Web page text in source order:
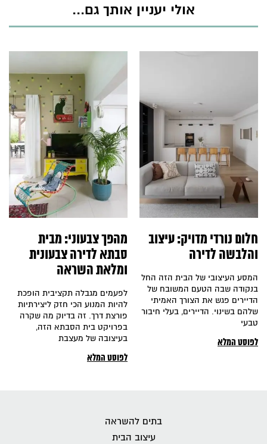
אולי יעניין אותך גם...
מהפך צבעוני: מבית
סבתא לדירה צבעונית
ומלאת השראה
לפעמים מגבלה תקציבית הופכת
להיות המנוע הכי חזק ליצירתיות
פורצת דרך. זה בדיוק מה שקרה
בפרויקט בית הסבתא הזה,
בעיצובה של מעצבת
לפוסט המלא
חלום נורדי מדויק: עיצוב
והלבשה לדירה
המסע העיצובי של הבית הזה החל
בנקודה שבה הטעם המשובח של
הדיירים פגש את הצורך האמיתי
שלהם בשינוי. הדיירים, בעלי חיבור
טבעי
לפוסט המלא
בתים להשראה
עיצוב הבית